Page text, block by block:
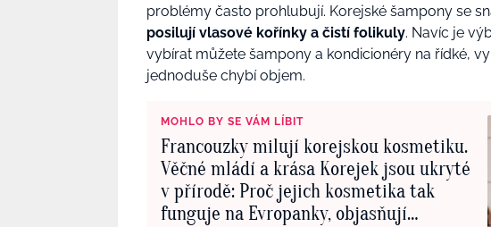
problémy často prohlubují. Korejské šampony se
posilují vlasové kořínky a čistí folikuly. Navíc je
vybírat můžete šampony a kondicionéry na řídké,
jednoduše chybí objem.
MOHLO BY SE VÁM LÍBIT
Francouzky milují korejskou kosmetiku.
Věčné mládí a krása Korejek jsou ukryté
v přírodě: Proč jejich kosmetika tak
funguje na Evropanky, objasňují